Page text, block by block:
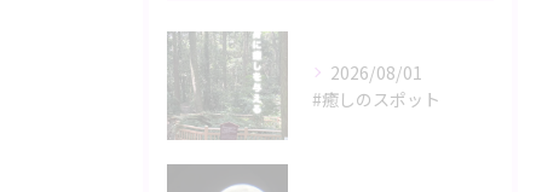
2026/08/01
#癒しのスポット